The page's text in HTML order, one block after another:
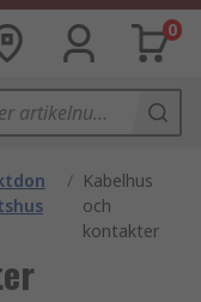
0
/ Kabelhus
och
kontakter